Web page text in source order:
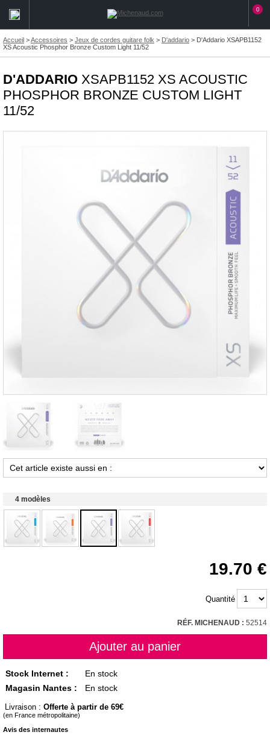
0
Accueil >Accessoires > Jeux de cordes guitare folk > D'addario > D'Addario XSAPB1152
XS Acoustic Phosphor Bronze Custom Light 11/52
D'ADDARIO XSAPB1152 XS ACOUSTIC
PHOSPHOR BRONZE CUSTOM LIGHT
11/52
4 modèles
19.70
Quantité
RÉF. MICHENAUD : 52514
Stock Internet :
En stock
Magasin Nantes :
En stock
Livraison : Offerte à partir de 69
(en France métropolitaine)
Avis des internautes